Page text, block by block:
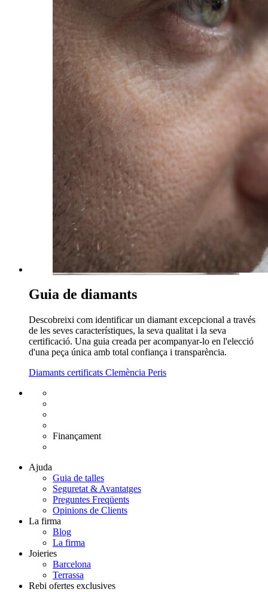
Guia de diamants
Descobreixi com identificar un diamant excepcional a través
de les seves característiques, la seva qualitat i la seva
certificació. Una guia creada per acompanyar-lo en l'elecció
d'una peça única amb total confiança i transparència.
Diamants certificats Clemència Peris
Finançament
Ajuda
Guia de talles
Seguretat & Avantatges
Preguntes Freqüents
Opinions de Clients
La firma
Blog
La firma
Joieries
Barcelona
Terrassa
Rebi ofertes exclusives